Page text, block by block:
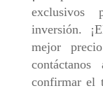
inversión.
mejor
confirmar el